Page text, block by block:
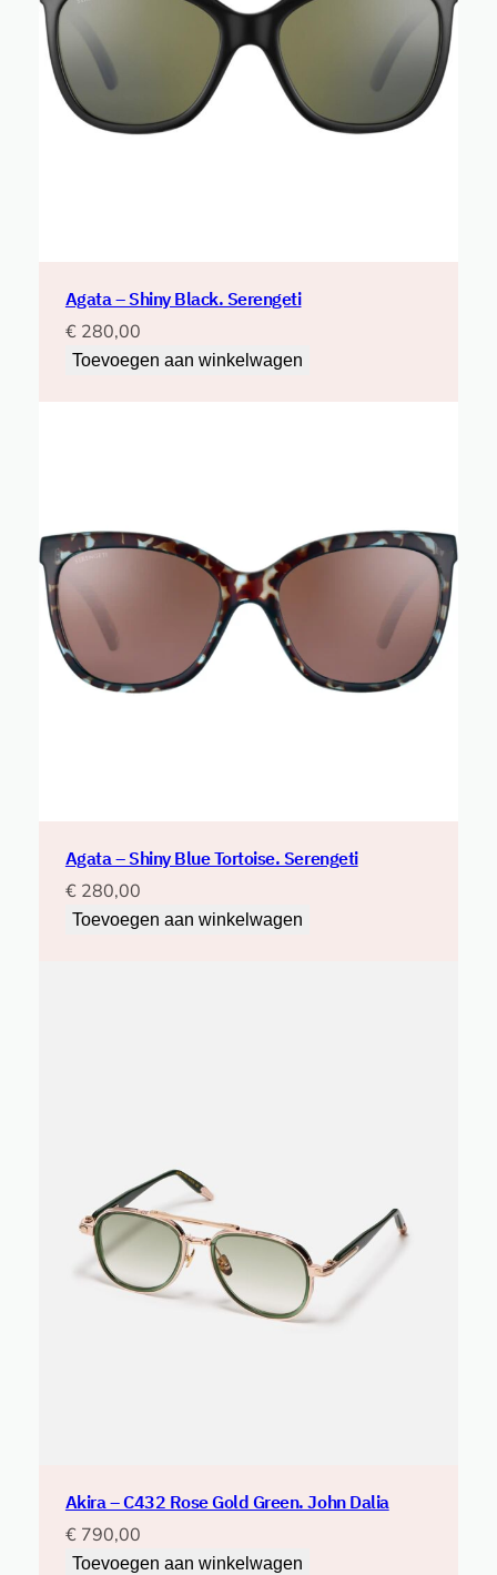
Agata – Shiny Black. Serengeti
€280,00
Toevoegen aan winkelwagen
Agata – Shiny Blue Tortoise. Serengeti
€280,00
Toevoegen aan winkelwagen
Akira – C432 Rose Gold Green. John Dalia
€790,00
Toevoegen aan winkelwagen